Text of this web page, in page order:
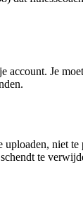
Je
niet
te